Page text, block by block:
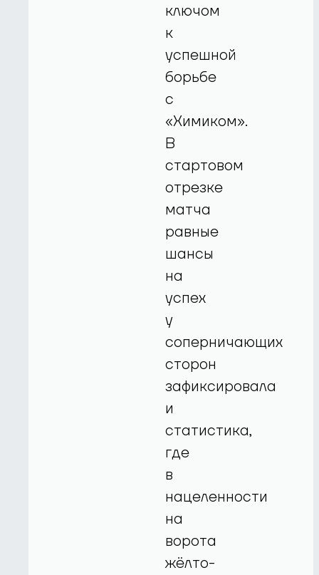
ключом
к
успешной
борьбе
с
«Химиком».
В
стартовом
отрезке
матча
равные
шансы
на
успех
у
соперничающих
сторон
зафиксировала
и
статистика,
где
в
нацеленности
на
ворота
жёлто-